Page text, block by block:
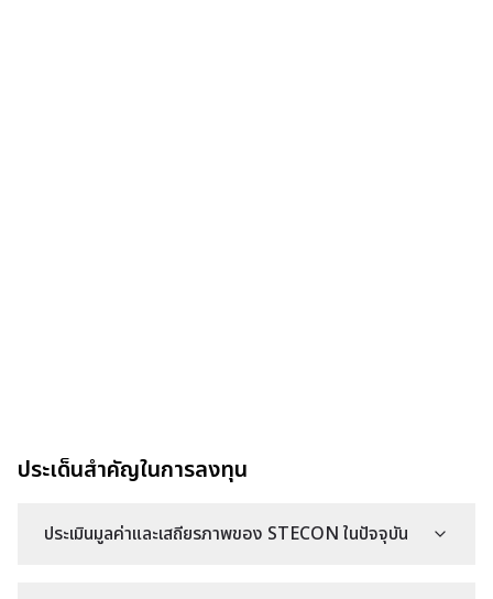
ประเด็นสำคัญในการลงทุน
ประเมินมูลค่าและเสถียรภาพของ STECON ในปัจจุบัน